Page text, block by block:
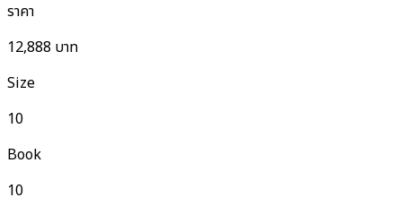
ราคา
12,888 บาท
Size
10
Book
10